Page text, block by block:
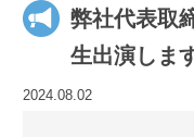
弊社代表取
生出演しま
2024.08.02